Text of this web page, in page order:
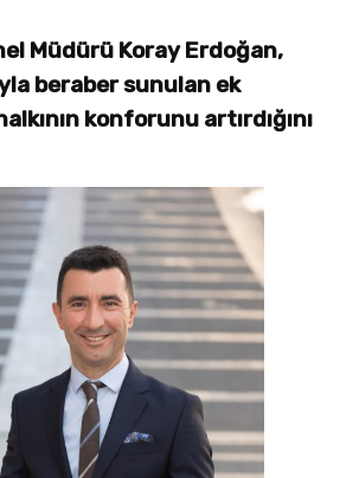
Müdürü Koray Erdoğan,
beraber sunulan ek
konforunu artırdığını